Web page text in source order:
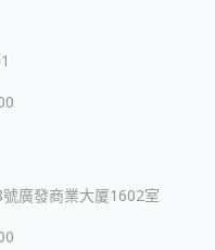
廣發商業大厦1602室